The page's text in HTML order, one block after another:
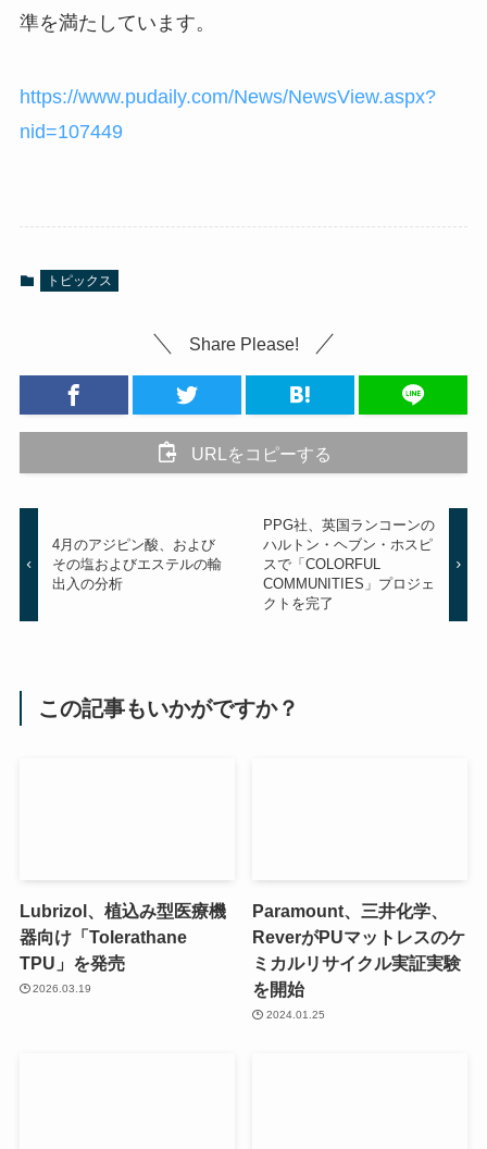
準を満たしています。
https://www.pudaily.com/News/NewsView.aspx?
nid=107449
トピックス
Share Please!
URLをコピーする
4月のアジピン酸、および
その塩およびエステルの輸
出入の分析
PPG社、英国ランコーンの
ハルトン・ヘブン・ホスピ
スで「COLORFUL
COMMUNITIES」プロジェ
クトを完了
この記事もいかがですか？
Lubrizol、植込み型医療機
器向け「Tolerathane
TPU」を発売
2026.03.19
Paramount、三井化学、
ReverがPUマットレスのケ
ミカルリサイクル実証実験
を開始
2024.01.25